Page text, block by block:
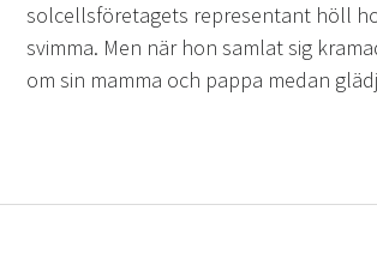
solcellsföretagets representant höll
svimma. Men när hon samlat sig
om sin mamma och pappa medan